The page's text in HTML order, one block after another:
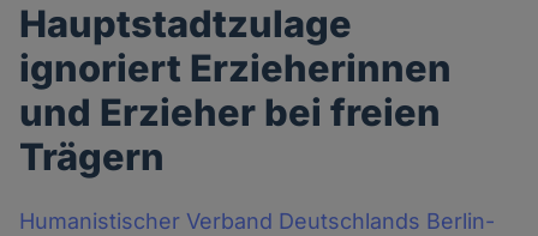
Hauptstadtzulage
ignoriert Erzieherinnen
und Erzieher bei freien
Trägern
Humanistischer Verband Deutschlands Berlin-